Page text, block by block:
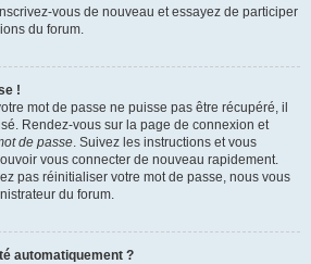
vous de nouveau et essayez de participer
du forum.
!
mot de passe ne puisse pas être récupéré, il
Rendez-vous sur la page de connexion et
de passe. Suivez les instructions et vous
vous connecter de nouveau rapidement.
pas réinitialiser votre mot de passe, nous vous
du forum.
automatiquement ?